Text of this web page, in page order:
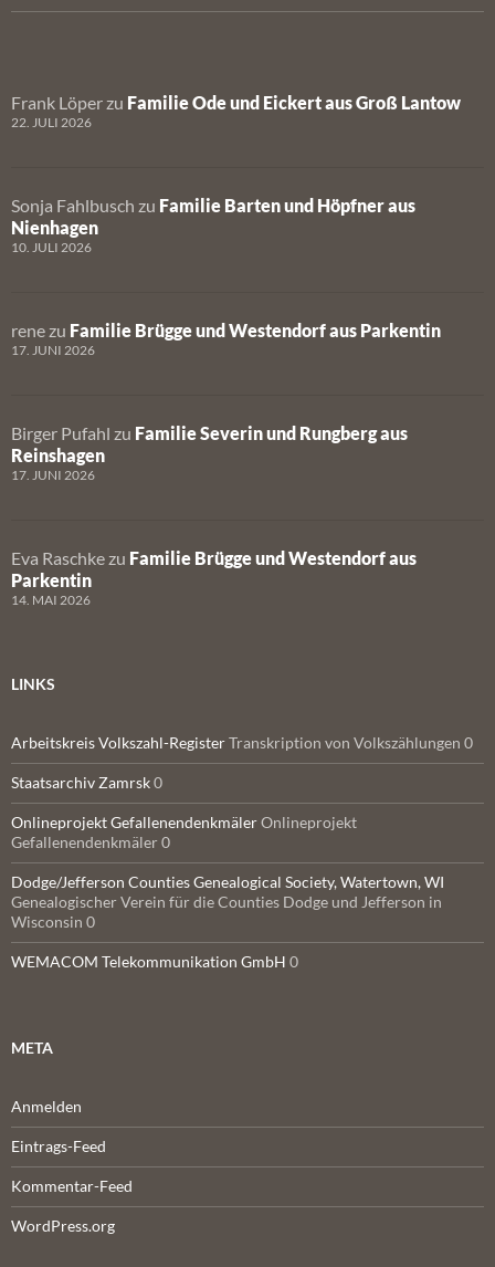
Frank Löper zu Familie Ode und Eickert aus Groß Lantow
22. JULI 2026
Sonja Fahlbusch zu Familie Barten und Höpfner aus
Nienhagen
10. JULI 2026
rene zu Familie Brügge und Westendorf aus Parkentin
17. JUNI 2026
Birger Pufahl zu Familie Severin und Rungberg aus
Reinshagen
17. JUNI 2026
Eva Raschke zu Familie Brügge und Westendorf aus
Parkentin
14. MAI 2026
LINKS
Arbeitskreis Volkszahl-RegisterTranskription von Volkszählungen 0
Staatsarchiv Zamrsk0
Onlineprojekt GefallenendenkmälerOnlineprojekt
Gefallenendenkmäler 0
Dodge/Jefferson Counties Genealogical Society, Watertown, WI
Genealogischer Verein für die Counties Dodge und Jefferson in
Wisconsin 0
WEMACOM Telekommunikation GmbH 0
META
Anmelden
Eintrags-Feed
Kommentar-Feed
WordPress.org